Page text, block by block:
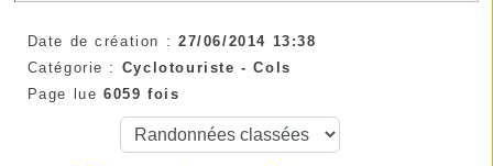
Date de création : 27/06/2014 13:38
Catégorie : Cyclotouriste - Cols
Page lue 6059 fois